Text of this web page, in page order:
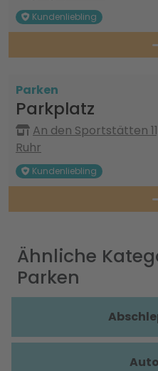
Kundenliebling
Parken
Parkplatz
An den Sportstätten
Ruhr
Kundenliebling
Ähnliche
Parken